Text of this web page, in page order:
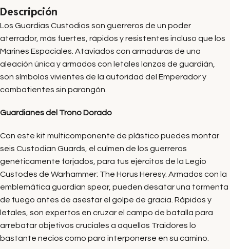
Descripción
Los Guardias Custodios son guerreros de un poder
aterrador, más fuertes, rápidos y resistentes incluso que los
Marines Espaciales. Ataviados con armaduras de una
aleación única y armados con letales lanzas de guardián,
son símbolos vivientes de la autoridad del Emperador y
combatientes sin parangón.
Guardianes del Trono Dorado
Con este kit multicomponente de plástico puedes montar
seis Custodian Guards, el culmen de los guerreros
genéticamente forjados, para tus ejércitos de la Legio
Custodes de Warhammer: The Horus Heresy. Armados con la
emblemática guardian spear, pueden desatar una tormenta
de fuego antes de asestar el golpe de gracia. Rápidos y
letales, son expertos en cruzar el campo de batalla para
arrebatar objetivos cruciales a aquellos Traidores lo
bastante necios como para interponerse en su camino.